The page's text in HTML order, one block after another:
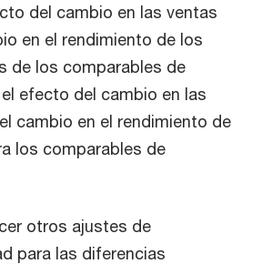
del cambio en las ventas
en el rendimiento de los
de los comparables de
efecto del cambio en las
cambio en el rendimiento de
los comparables de
otros ajustes de
para las diferencias